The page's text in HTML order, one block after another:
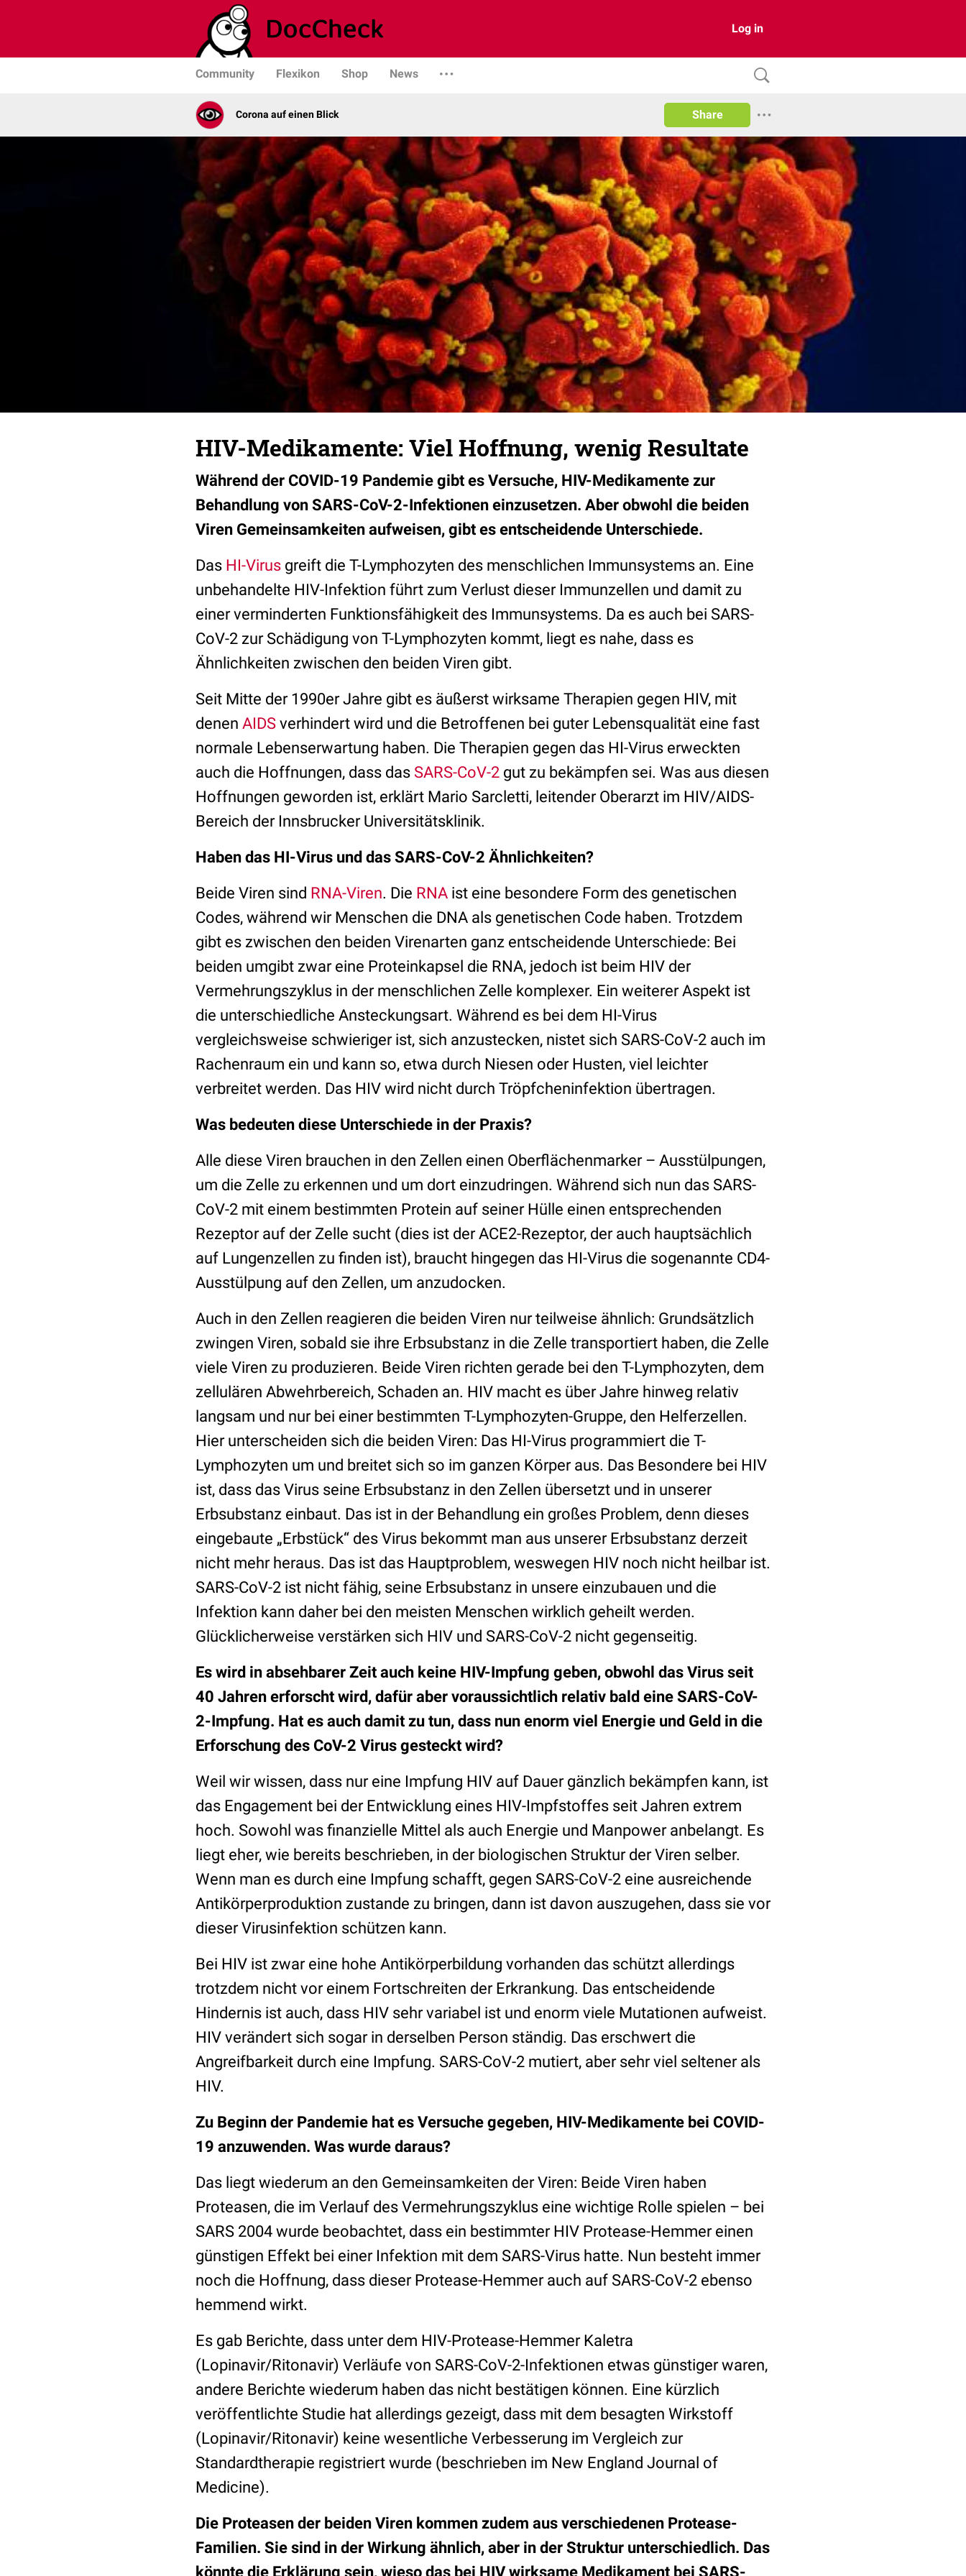
Log in
Community Flexikon Shop News
Corona auf einen Blick Share
HIV-Medikamente: Viel Hoffnung, wenig Resultate
Während der COVID-19 Pandemie gibt es Versuche, HIV-Medikamente zur
Behandlung von SARS-CoV-2-Infektionen einzusetzen. Aber obwohl die beiden
Viren Gemeinsamkeiten aufweisen, gibt es entscheidende Unterschiede.
Das HI-Virus greift die T-Lymphozyten des menschlichen Immunsystems an. Eine
unbehandelte HIV-Infektion führt zum Verlust dieser Immunzellen und damit zu
einer verminderten Funktionsfähigkeit des Immunsystems. Da es auch bei SARS-
CoV-2 zur Schädigung von T-Lymphozyten kommt, liegt es nahe, dass es
Ähnlichkeiten zwischen den beiden Viren gibt.
Seit Mitte der 1990er Jahre gibt es äußerst wirksame Therapien gegen HIV, mit
denen AIDS verhindert wird und die Betroffenen bei guter Lebensqualität eine fast
normale Lebenserwartung haben. Die Therapien gegen das HI-Virus erweckten
auch die Hoffnungen, dass das SARS-CoV-2 gut zu bekämpfen sei. Was aus diesen
Hoffnungen geworden ist, erklärt Mario Sarcletti, leitender Oberarzt im HIV/AIDS-
Bereich der Innsbrucker Universitätsklinik.
Haben das HI-Virus und das SARS-CoV-2 Ähnlichkeiten?
Beide Viren sind RNA-Viren. Die RNA ist eine besondere Form des genetischen
Codes, während wir Menschen die DNA als genetischen Code haben. Trotzdem
gibt es zwischen den beiden Virenarten ganz entscheidende Unterschiede: Bei
beiden umgibt zwar eine Proteinkapsel die RNA, jedoch ist beim HIV der
Vermehrungszyklus in der menschlichen Zelle komplexer. Ein weiterer Aspekt ist
die unterschiedliche Ansteckungsart. Während es bei dem HI-Virus
vergleichsweise schwieriger ist, sich anzustecken, nistet sich SARS-CoV-2 auch im
Rachenraum ein und kann so, etwa durch Niesen oder Husten, viel leichter
verbreitet werden. Das HIV wird nicht durch Tröpfcheninfektion übertragen.
Was bedeuten diese Unterschiede in der Praxis?
Alle diese Viren brauchen in den Zellen einen Oberflächenmarker – Ausstülpungen,
um die Zelle zu erkennen und um dort einzudringen. Während sich nun das SARS-
CoV-2 mit einem bestimmten Protein auf seiner Hülle einen entsprechenden
Rezeptor auf der Zelle sucht (dies ist der ACE2-Rezeptor, der auch hauptsächlich
auf Lungenzellen zu finden ist), braucht hingegen das HI-Virus die sogenannte CD4-
Ausstülpung auf den Zellen, um anzudocken.
Auch in den Zellen reagieren die beiden Viren nur teilweise ähnlich: Grundsätzlich
zwingen Viren, sobald sie ihre Erbsubstanz in die Zelle transportiert haben, die Zelle
viele Viren zu produzieren. Beide Viren richten gerade bei den T-Lymphozyten, dem
zellulären Abwehrbereich, Schaden an. HIV macht es über Jahre hinweg relativ
langsam und nur bei einer bestimmten T-Lymphozyten-Gruppe, den Helferzellen.
Hier unterscheiden sich die beiden Viren: Das HI-Virus programmiert die T-
Lymphozyten um und breitet sich so im ganzen Körper aus. Das Besondere bei HIV
ist, dass das Virus seine Erbsubstanz in den Zellen übersetzt und in unserer
Erbsubstanz einbaut. Das ist in der Behandlung ein großes Problem, denn dieses
eingebaute „Erbstück“ des Virus bekommt man aus unserer Erbsubstanz derzeit
nicht mehr heraus. Das ist das Hauptproblem, weswegen HIV noch nicht heilbar ist.
SARS-CoV-2 ist nicht fähig, seine Erbsubstanz in unsere einzubauen und die
Infektion kann daher bei den meisten Menschen wirklich geheilt werden.
Glücklicherweise verstärken sich HIV und SARS-CoV-2 nicht gegenseitig.
Es wird in absehbarer Zeit auch keine HIV-Impfung geben, obwohl das Virus seit
40 Jahren erforscht wird, dafür aber voraussichtlich relativ bald eine SARS-CoV-
2-Impfung. Hat es auch damit zu tun, dass nun enorm viel Energie und Geld in die
Erforschung des CoV-2 Virus gesteckt wird?
Weil wir wissen, dass nur eine Impfung HIV auf Dauer gänzlich bekämpfen kann, ist
das Engagement bei der Entwicklung eines HIV-Impfstoffes seit Jahren extrem
hoch. Sowohl was finanzielle Mittel als auch Energie und Manpower anbelangt. Es
liegt eher, wie bereits beschrieben, in der biologischen Struktur der Viren selber.
Wenn man es durch eine Impfung schafft, gegen SARS-CoV-2 eine ausreichende
Antikörperproduktion zustande zu bringen, dann ist davon auszugehen, dass sie vor
dieser Virusinfektion schützen kann.
Bei HIV ist zwar eine hohe Antikörperbildung vorhanden das schützt allerdings
trotzdem nicht vor einem Fortschreiten der Erkrankung. Das entscheidende
Hindernis ist auch, dass HIV sehr variabel ist und enorm viele Mutationen aufweist.
HIV verändert sich sogar in derselben Person ständig. Das erschwert die
Angreifbarkeit durch eine Impfung. SARS-CoV-2 mutiert, aber sehr viel seltener als
HIV.
Zu Beginn der Pandemie hat es Versuche gegeben, HIV-Medikamente bei COVID-
19 anzuwenden. Was wurde daraus?
Das liegt wiederum an den Gemeinsamkeiten der Viren: Beide Viren haben
Proteasen, die im Verlauf des Vermehrungszyklus eine wichtige Rolle spielen – bei
SARS 2004 wurde beobachtet, dass ein bestimmter HIV Protease-Hemmer einen
günstigen Effekt bei einer Infektion mit dem SARS-Virus hatte. Nun besteht immer
noch die Hoffnung, dass dieser Protease-Hemmer auch auf SARS-CoV-2 ebenso
hemmend wirkt.
Es gab Berichte, dass unter dem HIV-Protease-Hemmer Kaletra
(Lopinavir/Ritonavir) Verläufe von SARS-CoV-2-Infektionen etwas günstiger waren,
andere Berichte wiederum haben das nicht bestätigen können. Eine kürzlich
veröffentlichte Studie hat allerdings gezeigt, dass mit dem besagten Wirkstoff
(Lopinavir/Ritonavir) keine wesentliche Verbesserung im Vergleich zur
Standardtherapie registriert wurde (beschrieben im New England Journal of
Medicine).
Die Proteasen der beiden Viren kommen zudem aus verschiedenen Protease-
Familien. Sie sind in der Wirkung ähnlich, aber in der Struktur unterschiedlich. Das
könnte die Erklärung sein, wieso das bei HIV wirksame Medikament bei SARS-